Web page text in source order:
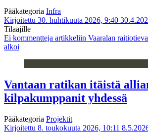
Pääkategoria Infra
Kirjoitettu 30. huhtikuuta 2026, 9:40
Tilaajille
Ei kommentteja artikkeliin Vaaralan
alkoi
Vantaan ratikan itäistä
kilpakumppanit yhdessä
Pääkategoria Projektit
Kirjoitettu 8. toukokuuta 2026, 10:11